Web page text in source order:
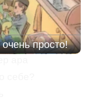
просто!